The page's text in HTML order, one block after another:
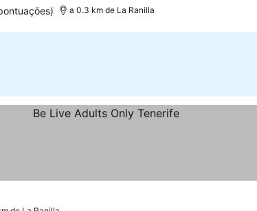
a 0.3 km de La Ranilla